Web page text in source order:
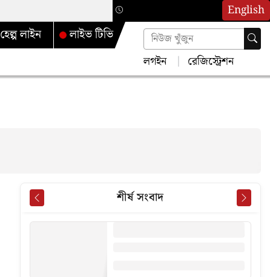
English
লাইভ টিভি
হেল্প লাইন
লগইন রেজিস্ট্রেশন
শীর্ষ সংবাদ